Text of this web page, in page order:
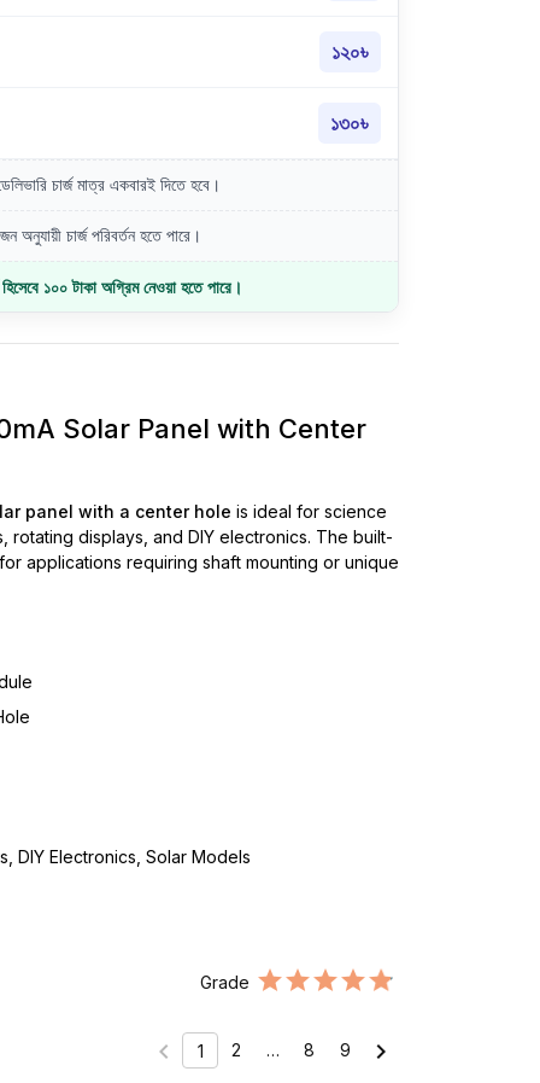
১২০৳
১৩০৳
চার্জ মাত্র একবারই দিতে হবে।
চার্জ পরিবর্তন হতে পারে।
১০০ টাকা অগ্রিম নেওয়া হতে পারে।
Solar Panel with Center
panel with a center hole is ideal for science
displays, and DIY electronics. The built-
applications requiring shaft mounting or unique
DIY Electronics, Solar Models
Grade
chevron_left 1 2 … 8 9 chevron_right